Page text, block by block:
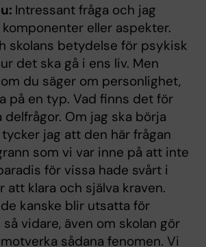
Intressant fråga och jag
eller aspekter.
skolans betydelse för psykisk
det ska gå i ens liv. Men
du säger om personlighet,
på en typ. Vad finns det för
delfrågor. Om jag ska börja
jag att den här frågan
som vi var inne på att inte
för vissa hade svårt i
att klara och själva kraven.
kanske blir utsatta för
vidare, även om skolan gör
sådana fenomen. Vi